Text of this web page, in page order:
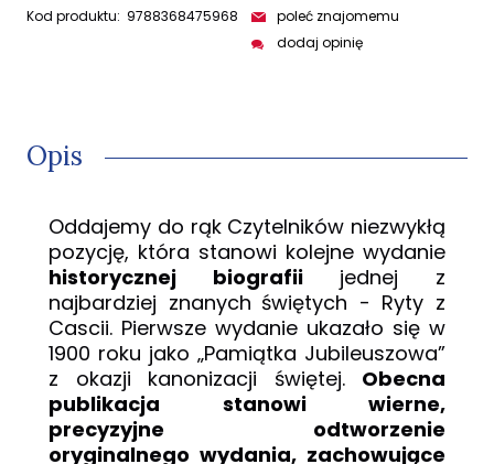
Kod produktu: 9788368475968
poleć znajomemu
dodaj opinię
Opis
Oddajemy do rąk Czytelników niezwykłą
pozycję, która stanowi kolejne wydanie
historycznej biografiijednej z
najbardziej znanych świętych - Ryty z
Cascii. Pierwsze wydanie ukazało się w
1900 roku jako „Pamiątka Jubileuszowa”
z okazji kanonizacji świętej. Obecna
publikacja stanowi wierne,
precyzyjne odtworzenie
oryginalnego wydania, zachowujące